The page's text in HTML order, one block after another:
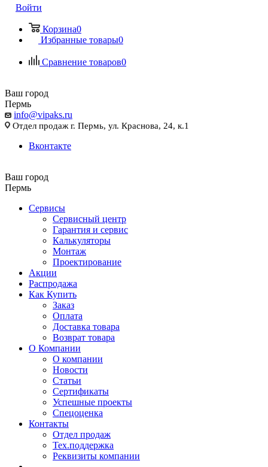
Войти
Корзина0
Избранные товары0
Сравнение товаров0
Ваш город
Пермь
info@vipaks.ru
Отдел продаж г. Пермь, ул. Краснова, 24, к.1
Вконтакте
Ваш город
Пермь
Сервисы
Сервисный центр
Гарантия и сервис
Калькуляторы
Монтаж
Проектирование
Акции
Распродажа
Как Купить
Заказ
Оплата
Доставка товара
Возврат товара
О Компании
О компании
Новости
Статьи
Сертификаты
Успешные проекты
Спецоценка
Контакты
Отдел продаж
Тех.поддержка
Реквизиты компании